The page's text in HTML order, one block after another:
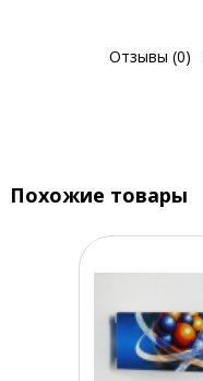
Отзывы (0)
Похожие товары